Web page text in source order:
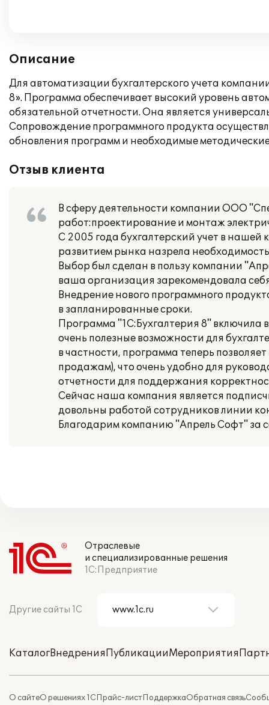
Описание
Для автоматизации бухгалтерского учета
8». Программа обеспечивает высокий уровень
обязательной отчетности. Она является
Сопровождение программного продукта
обновления программ и необходимые
Отзыв клиента
В сферу деятельности компании ООО
работ:проектирование и монтаж
С 2005 года бухгалтерский учет в нашей
развитием рынка назрела
Выбор был сделан в пользу компании
ваша организация зарекомендовала
Внедрение нового программного
в запланированные сроки.
Программа "1С:Бухгалтерия 8" включила
очень полезные возможности для
в частности, программа теперь
продажам), что очень удобно для
отчетности для поддержания
Сейчас наша компания является
довольны работой сотрудников линии
Благодарим компанию "Апрель Софт" за
Отраслевые
и специализированные решения
1С:Предприятие
Другие сайты 1С
КаталогВнедренияПубликацииМероприятия
О сайтеО решениях 1СПрайс-листПоддержкаОбратная связь